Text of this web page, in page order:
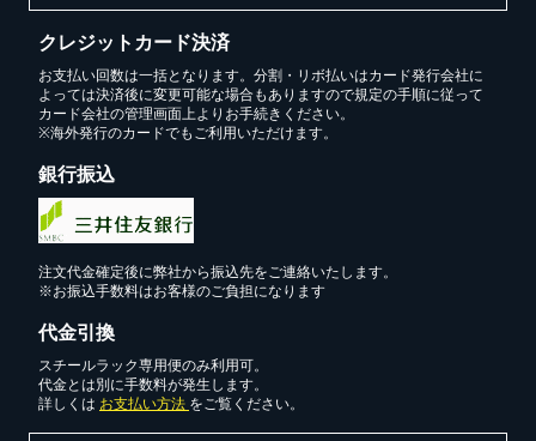
クレジットカード決済
お支払い回数は一括となります。分割・リボ払いはカード発行会社に
よっては決済後に変更可能な場合もありますので規定の手順に従って
カード会社の管理画面上よりお手続きください。
※海外発行のカードでもご利用いただけます。
銀行振込
注文代金確定後に弊社から振込先をご連絡いたします。
※お振込手数料はお客様のご負担になります
代金引換
スチールラック専用便のみ利用可。
代金とは別に手数料が発生します。
詳しくは お支払い方法 をご覧ください。
スチールラック3台以上の場合、見積書にてお値引き保証い
たします！
1台でも大量導入でも無料お見積・ご注文を受け付けており
ます(安心保証付き)
カートへ進む